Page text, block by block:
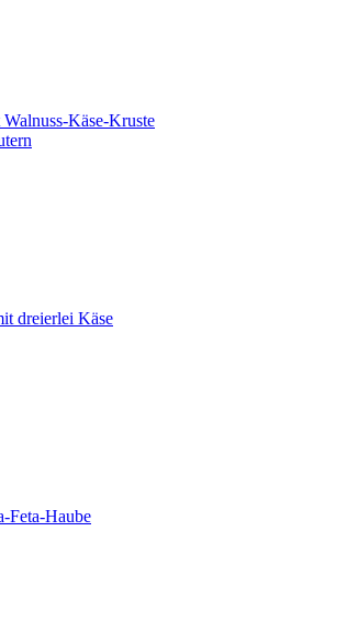
Käse-Kruste
dreierlei Käse
Feta-Haube